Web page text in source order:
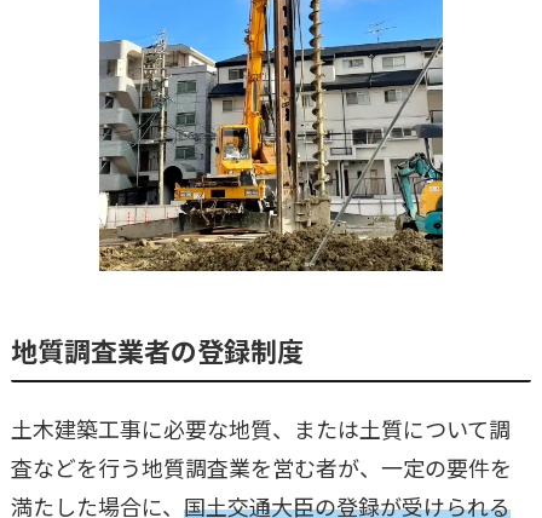
地質調査業者の登録制度
土木建築工事に必要な地質、または土質について調
査などを行う地質調査業を営む者が、一定の要件を
満たした場合に、 国土交通大臣の登録が受けられる